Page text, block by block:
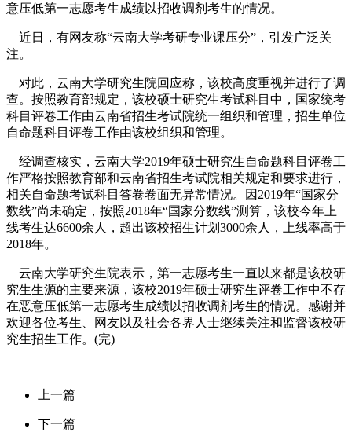
意压低第一志愿考生成绩以招收调剂考生的情况。
近日，有网友称“云南大学考研专业课压分”，引发广泛关
注。
对此，云南大学研究生院回应称，该校高度重视并进行了调
查。按照教育部规定，该校硕士研究生考试科目中，国家统考
科目评卷工作由云南省招生考试院统一组织和管理，招生单位
自命题科目评卷工作由该校组织和管理。
经调查核实，云南大学2019年硕士研究生自命题科目评卷工
作严格按照教育部和云南省招生考试院相关规定和要求进行，
相关自命题考试科目答卷卷面无异常情况。因2019年“国家分
数线”尚未确定，按照2018年“国家分数线”测算，该校今年上
线考生达6600余人，超出该校招生计划3000余人，上线率高于
2018年。
云南大学研究生院表示，第一志愿考生一直以来都是该校研
究生生源的主要来源，该校2019年硕士研究生评卷工作中不存
在恶意压低第一志愿考生成绩以招收调剂考生的情况。感谢并
欢迎各位考生、网友以及社会各界人士继续关注和监督该校研
究生招生工作。(完)
上一篇
下一篇